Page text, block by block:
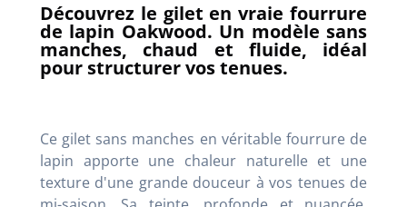
Découvrez le gilet en vraie fourrure
de lapin Oakwood. Un modèle sans
manches, chaud et fluide, idéal
pour structurer vos tenues.
Ce gilet sans manches en véritable fourrure de
lapin apporte une chaleur naturelle et une
texture d'une grande douceur à vos tenues de